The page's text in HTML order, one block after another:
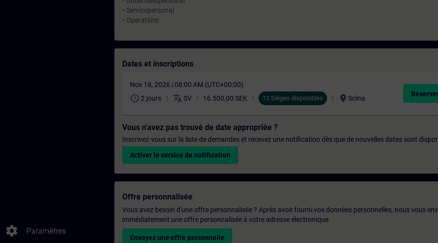
settings Paramètres
• Servicepersonal
• Operatörer
Dates et inscriptions
Nov 18, 2026 | 08:00 AM (UTC+00:00)
schedule 2 jours translate SV 16.500,00 SEK 12 Sièges disponibles location_on Solna
Vous n'avez pas trouvé de date appropriée ?
Inscrivez-vous sur la liste de demandes et recevez une notification dès que de nouvelles dates sont
Activer le service de notification
Offre personnalisée
Vous avez besoin d'une offre personnalisée ? Après avoir fourni vos données personnelles, nous vous
immédiatement une offre personnalisée à votre adresse électronique.
Envoyez une offre personnelle